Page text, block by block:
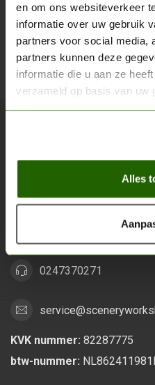
en om ons websiteverkeer
informatie over uw gebruik
partners voor social media,
partners kunnen deze
informatie die u aan ze
verzameld op basis van uw
Alles
Abonneer je op
Blijf op de hoogte
Alles voor je miniature
Grootstalselaan 46
0247370271
KVK nummer: 82287775
btw-nummer: